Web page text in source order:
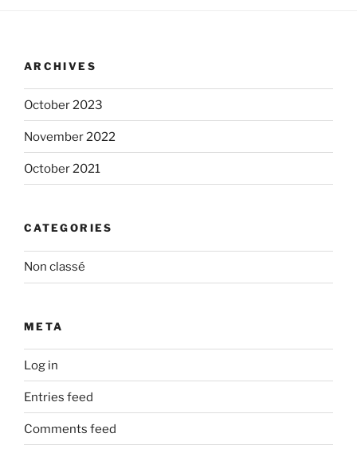
ARCHIVES
October 2023
November 2022
October 2021
CATEGORIES
Non classé
META
Log in
Entries feed
Comments feed